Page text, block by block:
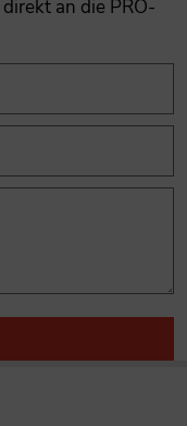
an die PRO-